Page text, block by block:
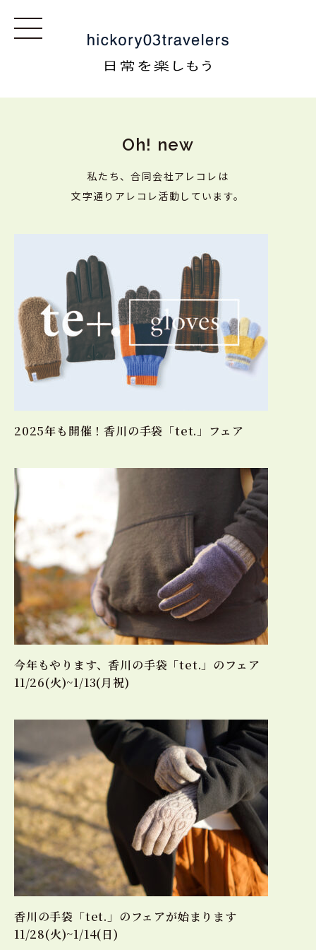
Oh! new
私たち、合同会社アレコレは
文字通りアレコレ活動しています。
2025年も開催！香川の手袋「tet.」フェア
今年もやります、香川の手袋「tet.」のフェア
11/26(火)~1/13(月祝)
香川の手袋「tet.」のフェアが始まります
11/28(火)~1/14(日)